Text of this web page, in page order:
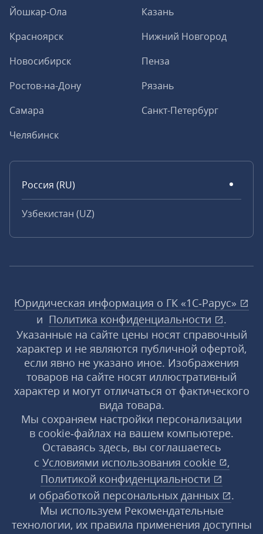
Йошкар-Ола
Казань
Красноярск
Нижний Новгород
Новосибирск
Пенза
Ростов-на-Дону
Рязань
Самара
Санкт-Петербург
Челябинск
Россия (RU)
Узбекистан (UZ)
Юридическая информация о ГК «1С‑Рарус»
и Политика конфиденциальности
.
Указанные на сайте цены носят справочный
характер и не являются публичной офертой,
если явно не указано иное. Изображения
товаров на сайте носят иллюстративный
характер и могут отличаться от фактического
вида товара.
Мы сохраняем настройки персонализации
в cookie‑файлах на вашем компьютере.
Оставаясь здесь, вы соглашаетесь
с Условиями использования cookie
,
Политикой конфиденциальности
и обработкой персональных данных
.
Мы используем Рекомендательные
технологии, их правила применения доступны